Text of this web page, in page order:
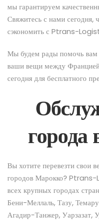
мы гарантируем
Свяжитесь с нами сегодня,
сэкономить с Ptrans-
Мы будем рады помочь вам
ваши вещи между
сегодня для бесплатного
Вы хотите перевезти свои
городов Марокко? Ptrans-
всех крупных городах
Бени-Меллаль, Тазу,
Агадир-Танжер, Уарзазат,